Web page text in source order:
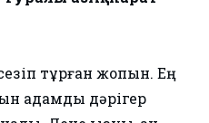
тұрған жоқпын. Ең
адамды дәрігер